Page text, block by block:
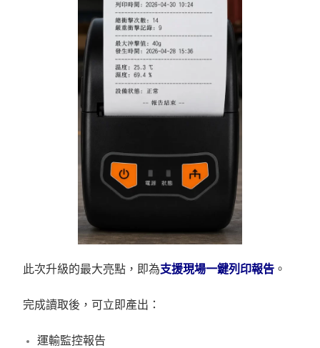
此次升級的最大亮點，即為支援現場一鍵列印報告 。
完成讀取後，可立即產出：
運輸監控報告